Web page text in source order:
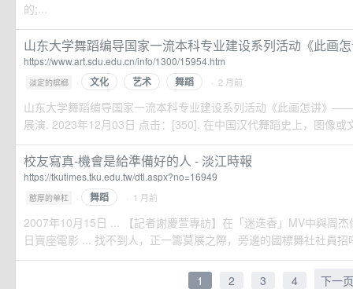
的;...
山东大学舞蹈编导国家一流本科专业建设系列活动《此画
https://www.art.sdu.edu.cn/info/1300/15954.htm
淡定的槟榔 · 文化 艺术 舞蹈 · 2 月前
山东大学舞蹈编导国家一流本科专业建设系列活动《此画怎讲》
展演. 2023年12月03日 点击：[350]. 在中国汉代舞蹈史上，图像或
校友寫真-機會是給準備好的人 - 淡江時報
https://tkutimes.tku.edu.tw/dtl.aspx?no=16949
憨厚的单杠 · 舞蹈 · 1 月前
2007年10月15日 ... 【記者謝慶萱專訪】在「迷迭香」MV中與周
日賣座電影 ... 找不到人，正一籌莫展之際，旁邊的國標舞社社員
1 2 3 4 下一页